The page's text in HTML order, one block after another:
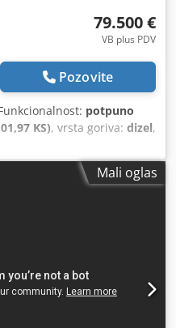
79.500 €
VB plus PDV
Pozovite
potpuno
KS), vrsta goriva: dizel,
gume:
izgradnje:2024, radni
provjera, hidraulika,
Mali oglas